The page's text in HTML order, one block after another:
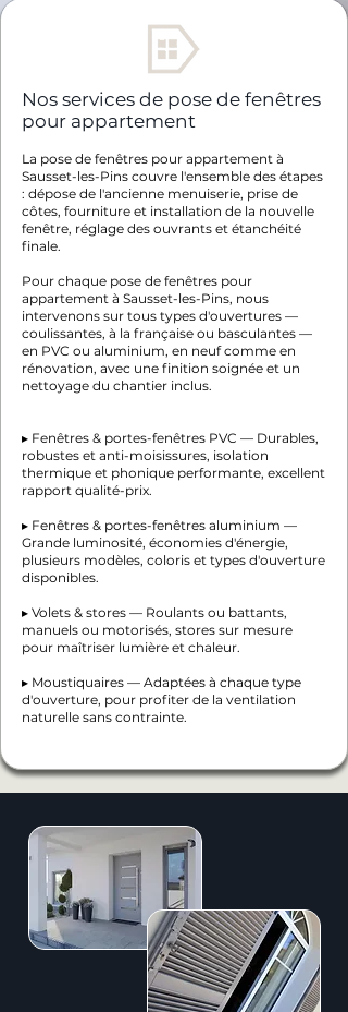
Nos services de pose de fenêtres
pour appartement
La pose de fenêtres pour appartement à
Sausset-les-Pins couvre l'ensemble des étapes
: dépose de l'ancienne menuiserie, prise de
côtes, fourniture et installation de la nouvelle
fenêtre, réglage des ouvrants et étanchéité
finale.
Pour chaque pose de fenêtres pour
appartement à Sausset-les-Pins, nous
intervenons sur tous types d'ouvertures —
coulissantes, à la française ou basculantes —
en PVC ou aluminium, en neuf comme en
rénovation, avec une finition soignée et un
nettoyage du chantier inclus.
▸ Fenêtres & portes-fenêtres PVC — Durables,
robustes et anti-moisissures, isolation
thermique et phonique performante, excellent
rapport qualité-prix.
▸ Fenêtres & portes-fenêtres aluminium —
Grande luminosité, économies d'énergie,
plusieurs modèles, coloris et types d'ouverture
disponibles.
▸ Volets & stores — Roulants ou battants,
manuels ou motorisés, stores sur mesure
pour maîtriser lumière et chaleur.
▸ Moustiquaires — Adaptées à chaque type
d'ouverture, pour profiter de la ventilation
naturelle sans contrainte.